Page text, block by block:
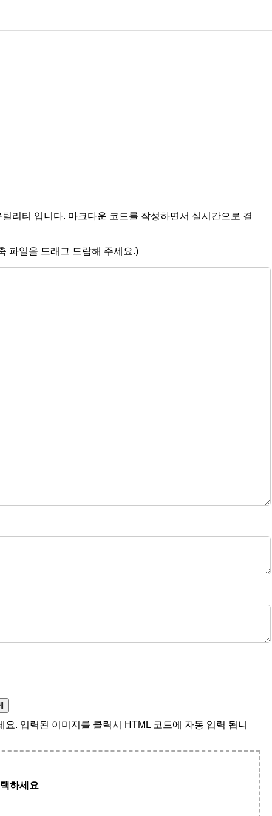
리티 입니다. 마크다운 코드를 작성하면서 실시간으로 결
파일을 드래그 드랍해 주세요.)
. 입력된 이미지를 클릭시 HTML 코드에 자동 입력 됩니
하세요